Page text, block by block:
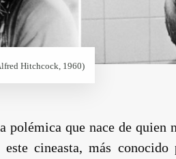
Hitchcock , 1960)
polémica que nace de quien
cineasta, más